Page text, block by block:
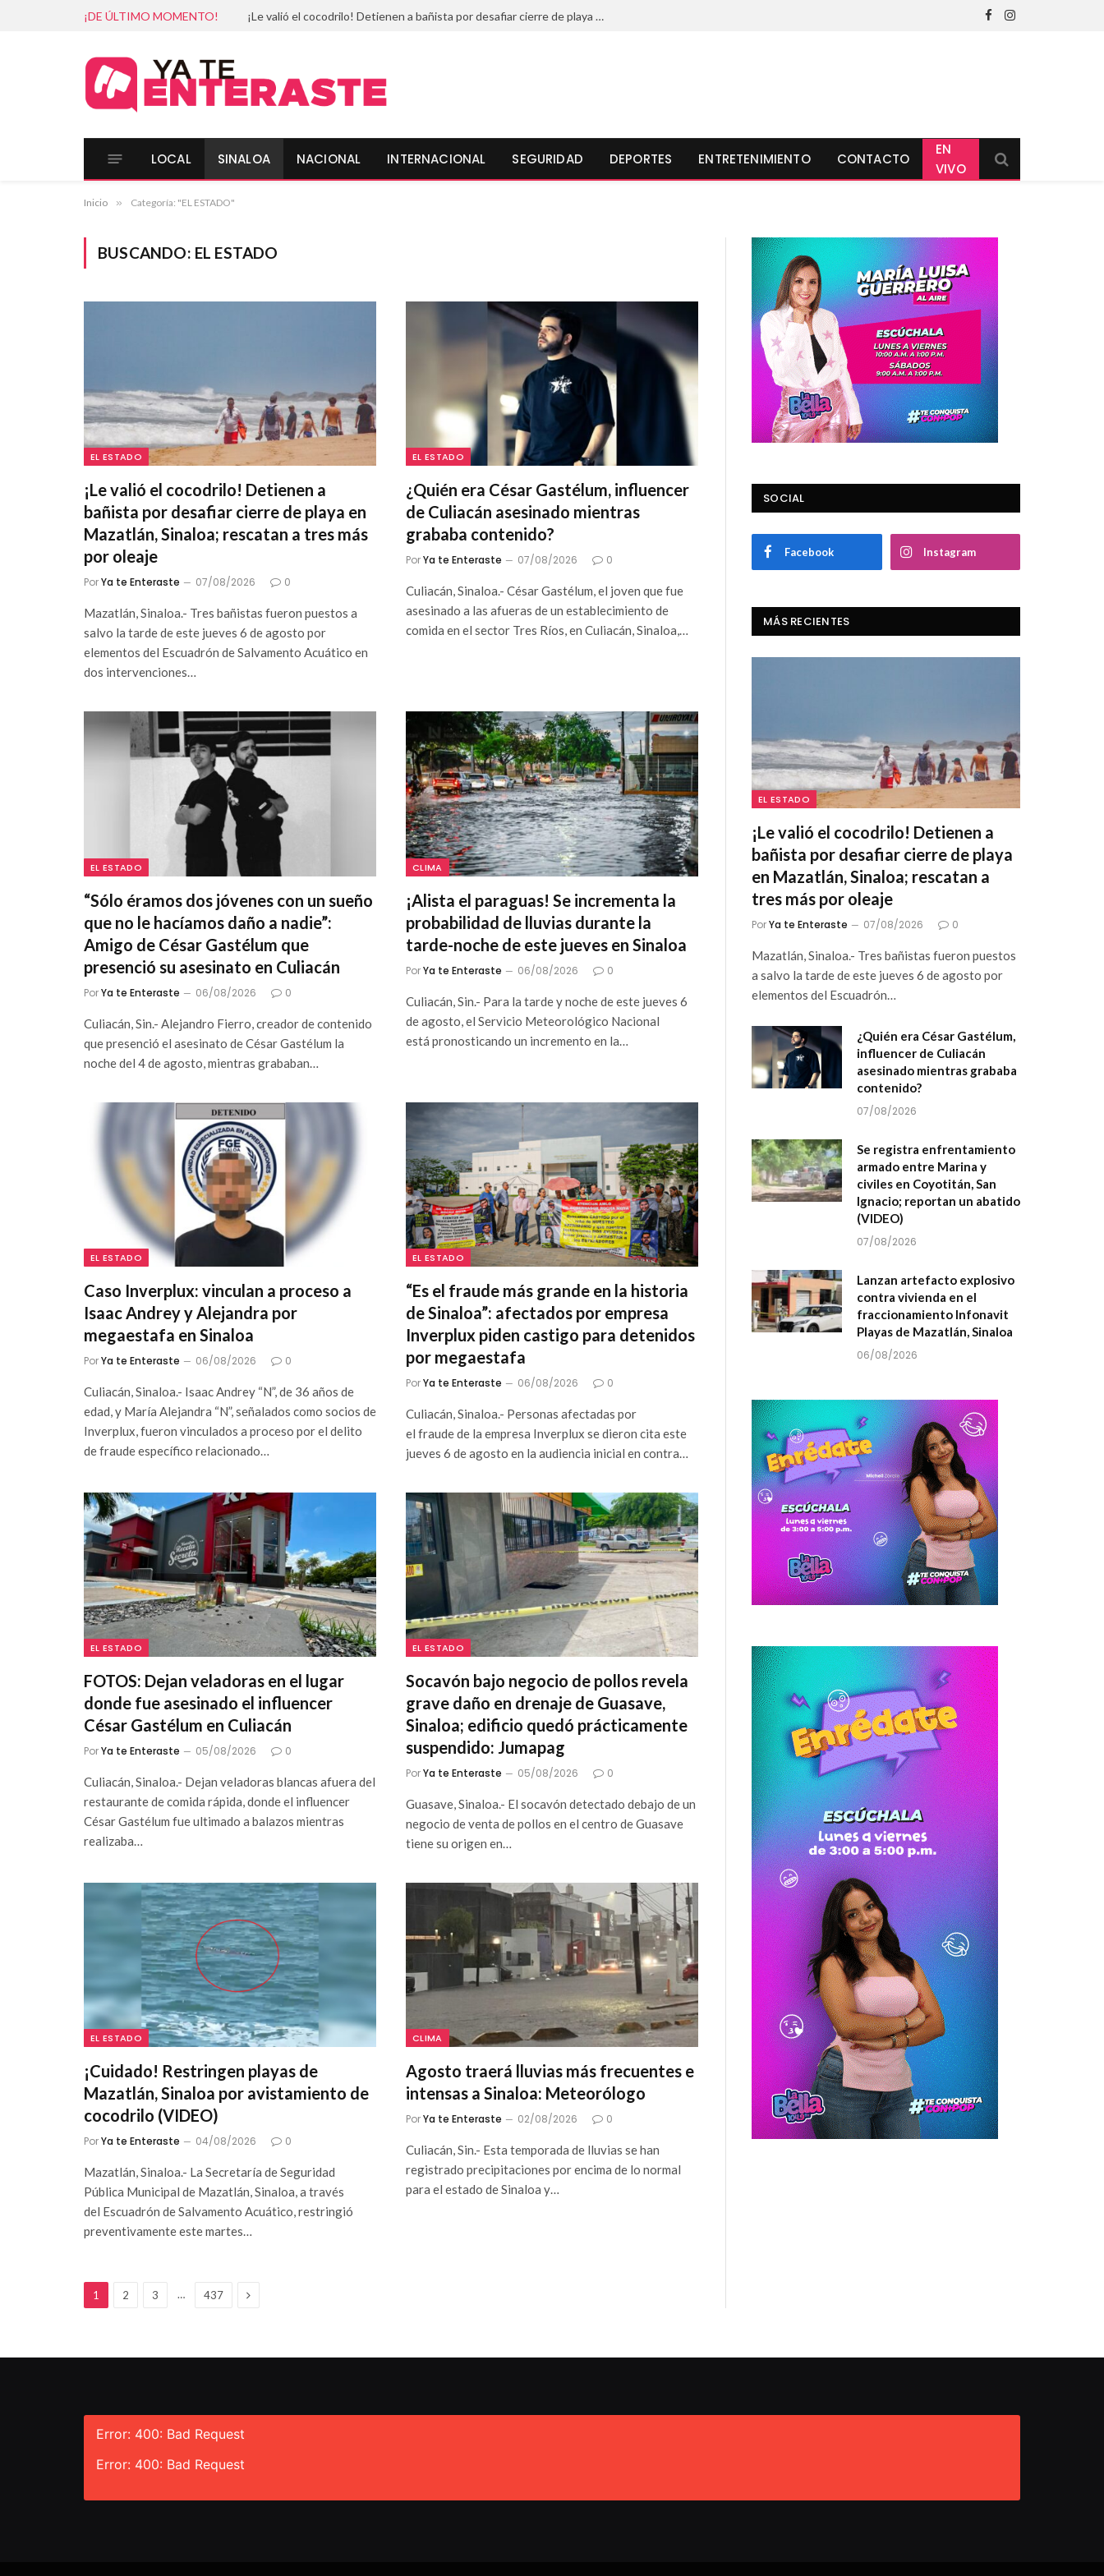
¡DE ÚLTIMO MOMENTO! ¡Le valió el cocodrilo! Detienen a bañista por desafiar cierre de playa en Mazatlán, Sinaloa; rescatan a tres más por oleaje
FacebookInstagram
LOCAL SINALOA NACIONAL INTERNACIONAL SEGURIDAD DEPORTES ENTRETENIMIENTO CONTACTO
EN
VIVO
Inicio » Categoría: "EL ESTADO"
BUSCANDO: EL ESTADO
EL ESTADO
¡Le valió el cocodrilo! Detienen a
bañista por desafiar cierre de playa en
Mazatlán, Sinaloa; rescatan a tres más
por oleaje
PorYa te Enteraste 07/08/2026 0
Mazatlán, Sinaloa.- Tres bañistas fueron puestos a
salvo la tarde de este jueves 6 de agosto por
elementos del Escuadrón de Salvamento Acuático en
dos intervenciones…
EL ESTADO
¿Quién era César Gastélum, influencer
de Culiacán asesinado mientras
grababa contenido?
PorYa te Enteraste 07/08/2026 0
Culiacán, Sinaloa.- César Gastélum, el joven que fue
asesinado a las afueras de un establecimiento de
comida en el sector Tres Ríos, en Culiacán, Sinaloa,…
EL ESTADO
“Sólo éramos dos jóvenes con un sueño
que no le hacíamos daño a nadie”:
Amigo de César Gastélum que
presenció su asesinato en Culiacán
PorYa te Enteraste 06/08/2026 0
Culiacán, Sin.- Alejandro Fierro, creador de contenido
que presenció el asesinato de César Gastélum la
noche del 4 de agosto, mientras grababan…
CLIMA
¡Alista el paraguas! Se incrementa la
probabilidad de lluvias durante la
tarde-noche de este jueves en Sinaloa
PorYa te Enteraste 06/08/2026 0
Culiacán, Sin.- Para la tarde y noche de este jueves 6
de agosto, el Servicio Meteorológico Nacional
está pronosticando un incremento en la…
EL ESTADO
Caso Inverplux: vinculan a proceso a
Isaac Andrey y Alejandra por
megaestafa en Sinaloa
PorYa te Enteraste 06/08/2026 0
Culiacán, Sinaloa.- Isaac Andrey “N”, de 36 años de
edad, y María Alejandra “N”, señalados como socios de
Inverplux, fueron vinculados a proceso por el delito
de fraude específico relacionado…
EL ESTADO
“Es el fraude más grande en la historia
de Sinaloa”: afectados por empresa
Inverplux piden castigo para detenidos
por megaestafa
PorYa te Enteraste 06/08/2026 0
Culiacán, Sinaloa.- Personas afectadas por
el fraude de la empresa Inverplux se dieron cita este
jueves 6 de agosto en la audiencia inicial en contra…
EL ESTADO
FOTOS: Dejan veladoras en el lugar
donde fue asesinado el influencer
César Gastélum en Culiacán
PorYa te Enteraste 05/08/2026 0
Culiacán, Sinaloa.- Dejan veladoras blancas afuera del
restaurante de comida rápida, donde el influencer
César Gastélum fue ultimado a balazos mientras
realizaba…
EL ESTADO
Socavón bajo negocio de pollos revela
grave daño en drenaje de Guasave,
Sinaloa; edificio quedó prácticamente
suspendido: Jumapag
PorYa te Enteraste 05/08/2026 0
Guasave, Sinaloa.- El socavón detectado debajo de un
negocio de venta de pollos en el centro de Guasave
tiene su origen en…
EL ESTADO
¡Cuidado! Restringen playas de
Mazatlán, Sinaloa por avistamiento de
cocodrilo (VIDEO)
PorYa te Enteraste 04/08/2026 0
Mazatlán, Sinaloa.- La Secretaría de Seguridad
Pública Municipal de Mazatlán, Sinaloa, a través
del Escuadrón de Salvamento Acuático, restringió
preventivamente este martes…
CLIMA
Agosto traerá lluvias más frecuentes e
intensas a Sinaloa: Meteorólogo
PorYa te Enteraste 02/08/2026 0
Culiacán, Sin.- Esta temporada de lluvias se han
registrado precipitaciones por encima de lo normal
para el estado de Sinaloa y…
1 2 3 … 437 Siguiente
SOCIAL
Facebook Instagram
MÁS RECIENTES
EL ESTADO
¡Le valió el cocodrilo! Detienen a
bañista por desafiar cierre de playa
en Mazatlán, Sinaloa; rescatan a
tres más por oleaje
PorYa te Enteraste 07/08/2026 0
Mazatlán, Sinaloa.- Tres bañistas fueron puestos
a salvo la tarde de este jueves 6 de agosto por
elementos del Escuadrón…
¿Quién era César Gastélum,
influencer de Culiacán
asesinado mientras grababa
contenido?
07/08/2026
Se registra enfrentamiento
armado entre Marina y
civiles en Coyotitán, San
Ignacio; reportan un abatido
(VIDEO)
07/08/2026
Lanzan artefacto explosivo
contra vivienda en el
fraccionamiento Infonavit
Playas de Mazatlán, Sinaloa
06/08/2026
Error: 400: Bad Request
Error: 400: Bad Request